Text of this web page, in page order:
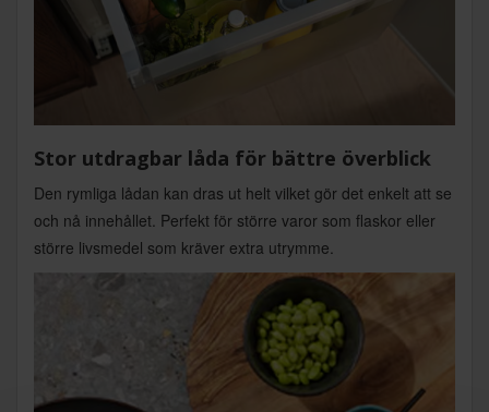
Stor utdragbar låda för bättre överblick
Den rymliga lådan kan dras ut helt vilket gör det enkelt att se
och nå innehållet. Perfekt för större varor som flaskor eller
större livsmedel som kräver extra utrymme.